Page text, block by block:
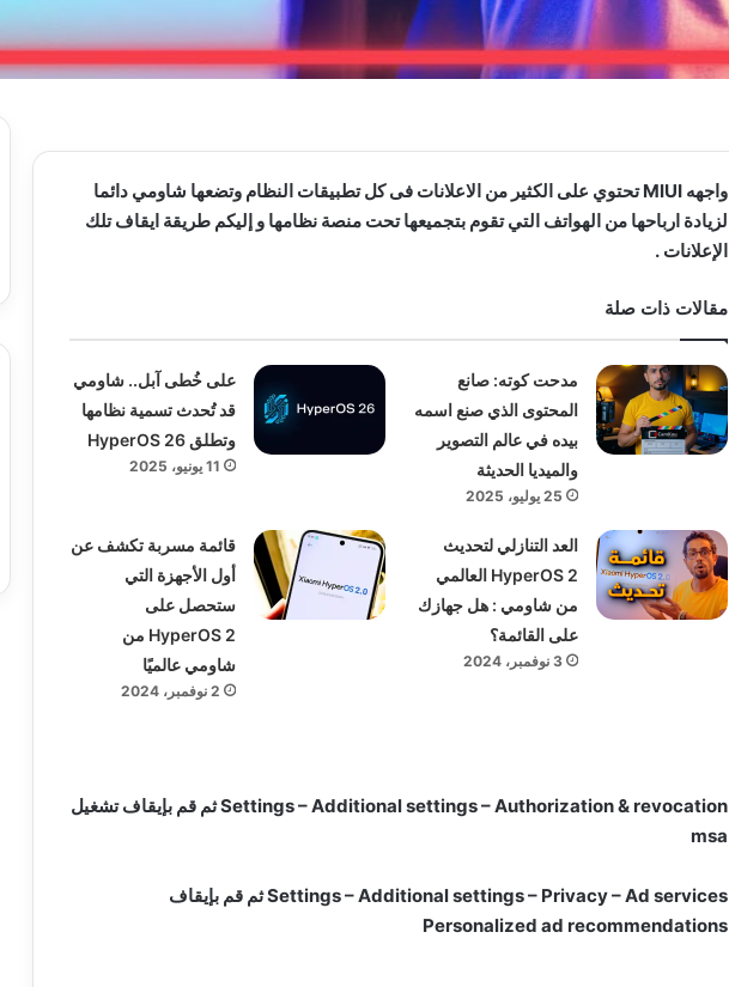
واجهه MIUI تحتوي على الكثير من الاعلانات فى كل تطبيقات النظام وتضعها شاومي دائما
لزيادة ارباحها من الهواتف التي تقوم بتجميعها تحت منصة نظامها و إليكم طريقة ايقاف تلك
الإعلانات .
مقالات ذات صلة
مدحت كوته: صانع
المحتوى الذي صنع اسمه
بيده في عالم التصوير
والميديا الحديثة
25 يوليو، 2025
على خُطى آبل.. شاومي
قد تُحدث تسمية نظامها
وتطلق HyperOS 26
11 يونيو، 2025
العد التنازلي لتحديث
HyperOS 2 العالمي
من شاومي : هل جهازك
على القائمة؟
3 نوفمبر، 2024
قائمة مسربة تكشف عن
أول الأجهزة التي
ستحصل على
HyperOS 2 من
شاومي عالميًا
2 نوفمبر، 2024
Settings – Additional settings – Authorization & revocation ثم قم بإيقاف تشغيل
msa
Settings – Additional settings – Privacy – Ad services ثم قم بإيقاف
Personalized ad recommendations